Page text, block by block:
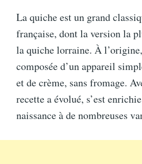
La quiche est un grand
française, dont la version la
la quiche lorraine. À
composée d’un appareil
et de crème, sans fromage.
recette a évolué, s’est
naissance à de nombreuses